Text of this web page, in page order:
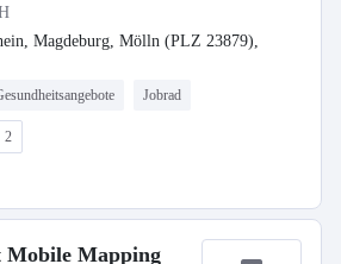
Magdeburg, Mölln (PLZ 23879),
Jobrad
2
Mobile Mapping